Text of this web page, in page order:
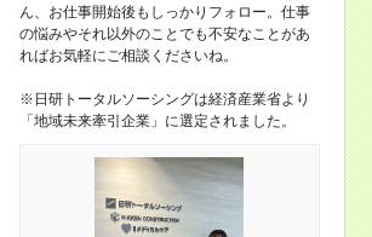
ん、お仕事開始後もしっかりフォロー。仕事
の悩みやそれ以外のことでも不安なことがあ
ればお気軽にご相談くださいね。
※日研トータルソーシングは経済産業省より
「地域未来牽引企業」に選定されました。